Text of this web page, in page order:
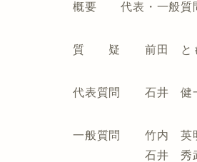
概要 代表・一般
質 疑 前田 と
代表質問 石井
一般質問 竹内
石井 秀